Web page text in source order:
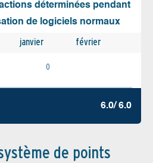
déterminées pendant
de logiciels normaux
janvier février
0
6.0/ 6.0
de points